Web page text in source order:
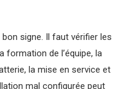
signe. Il faut vérifier les
formation de l’équipe, la
la mise en service et
mal configurée peut